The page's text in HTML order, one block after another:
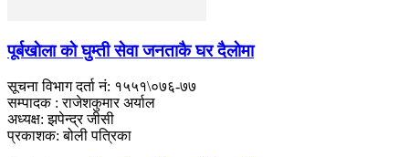
पूर्बखाेला काे घुम्ती सेवा जनताकै घर दैलाेमा
सूचना विभाग दर्ता नं: १५५१\०७६-७७
सम्पादक : राजेशकुमार अर्याल
अध्यक्ष: झपेन्द्र जीसी
प्रकाशक: बोली पत्रिका